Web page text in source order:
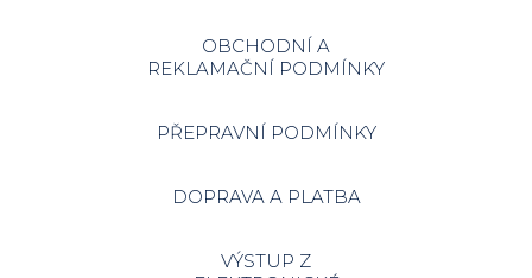
OBCHODNÍ A
REKLAMAČNÍ PODMÍNKY
PŘEPRAVNÍ PODMÍNKY
DOPRAVA A PLATBA
VÝSTUP Z